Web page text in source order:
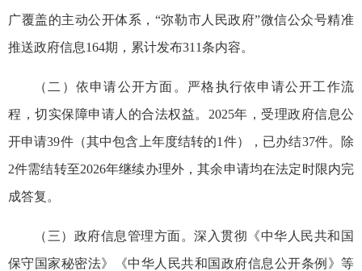
广覆盖的主动公开体系，“弥勒市人民政府”微信公众号精准
推送政府信息164期，累计发布311条内容。
（二）依申请公开方面。严格执行依申请公开工作流
程，切实保障申请人的合法权益。2025年，受理政府信息公
开申请39件（其中包含上年度结转的1件），已办结37件。除
2件需结转至2026年继续办理外，其余申请均在法定时限内完
成答复。
（三）政府信息管理方面。深入贯彻《中华人民共和国
保守国家秘密法》《中华人民共和国政府信息公开条例》等